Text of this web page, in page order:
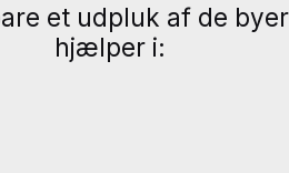
et udpluk af de
hjælper i: